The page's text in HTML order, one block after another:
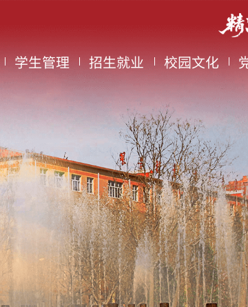
学生管理 招生就业 校园文化